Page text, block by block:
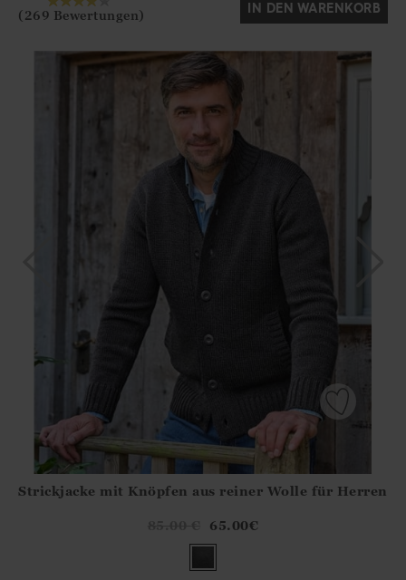
(269 Bewertungen) IN DEN WARENKORB
?? ""
Nein
Strickjacke mit Knöpfen aus reiner Wolle für Herren
65.00€